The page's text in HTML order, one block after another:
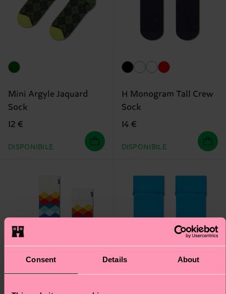
Consent Details About
Mini Argyle Jaquard
Sock
12 €
DISPONIBILE
H Monogram Tall Crew
Sock
14 €
DISPONIBILE